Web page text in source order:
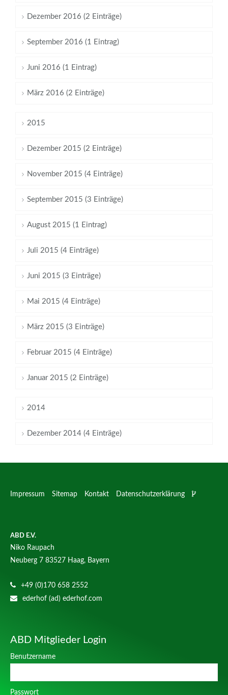
Dezember 2016 (2 Einträge)
September 2016 (1 Eintrag)
Juni 2016 (1 Eintrag)
März 2016 (2 Einträge)
2015
Dezember 2015 (2 Einträge)
November 2015 (4 Einträge)
September 2015 (3 Einträge)
August 2015 (1 Eintrag)
Juli 2015 (4 Einträge)
Juni 2015 (3 Einträge)
Mai 2015 (4 Einträge)
März 2015 (3 Einträge)
Februar 2015 (4 Einträge)
Januar 2015 (2 Einträge)
2014
Dezember 2014 (4 Einträge)
Impressum Sitemap Kontakt Datenschutzerklärung
ABD E.V.
Niko Raupach
Neuberg 7 83527 Haag, Bayern
+49 (0)170 658 2552
ederhof (ad) ederhof.com
ABD Mitglieder Login
Benutzername
Passwort